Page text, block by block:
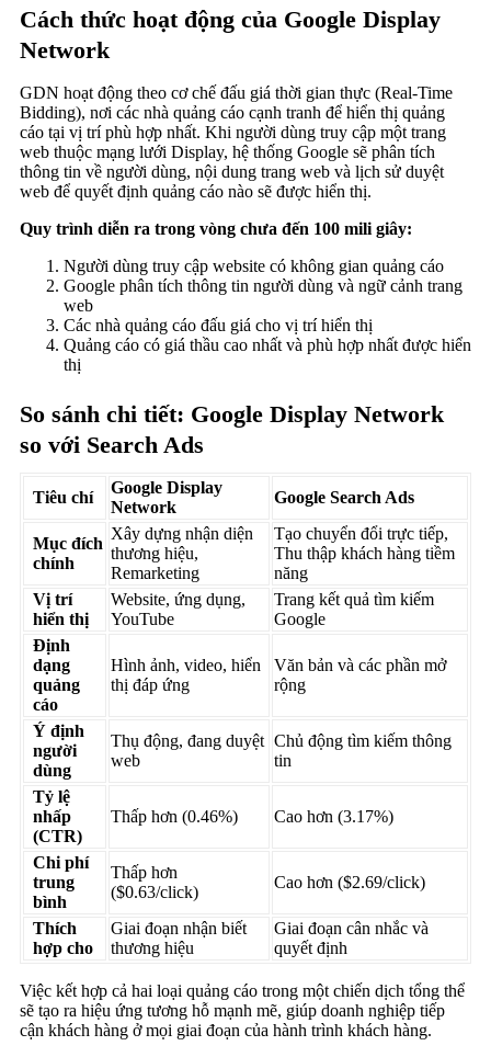
Cách thức hoạt động của Google Display
Network
GDN hoạt động theo cơ chế đấu giá thời gian thực (Real-Time
Bidding), nơi các nhà quảng cáo cạnh tranh để hiển thị quảng
cáo tại vị trí phù hợp nhất. Khi người dùng truy cập một trang
web thuộc mạng lưới Display, hệ thống Google sẽ phân tích
thông tin về người dùng, nội dung trang web và lịch sử duyệt
web để quyết định quảng cáo nào sẽ được hiển thị.
Quy trình diễn ra trong vòng chưa đến 100 mili giây:
Người dùng truy cập website có không gian quảng cáo
Google phân tích thông tin người dùng và ngữ cảnh trang
web
Các nhà quảng cáo đấu giá cho vị trí hiển thị
Quảng cáo có giá thầu cao nhất và phù hợp nhất được hiển
thị
So sánh chi tiết: Google Display Network
so với Search Ads
Tiêu chí
Google Display
Network
Google Search Ads
Mục đích
chính
Xây dựng nhận diện
thương hiệu,
Remarketing
Tạo chuyển đổi trực tiếp,
Thu thập khách hàng tiềm
năng
Vị trí
hiển thị
Website, ứng dụng,
YouTube
Trang kết quả tìm kiếm
Google
Định
dạng
quảng
cáo
Hình ảnh, video, hiển
thị đáp ứng
Văn bản và các phần mở
rộng
Ý định
người
dùng
Thụ động, đang duyệt
web
Chủ động tìm kiếm thông
tin
Tỷ lệ
nhấp
(CTR)
Thấp hơn (0.46%) Cao hơn (3.17%)
Chi phí
trung
bình
Thấp hơn
($0.63/click)
Cao hơn ($2.69/click)
Thích
hợp cho
Giai đoạn nhận biết
thương hiệu
Giai đoạn cân nhắc và
quyết định
Việc kết hợp cả hai loại quảng cáo trong một chiến dịch tổng thể
sẽ tạo ra hiệu ứng tương hỗ mạnh mẽ, giúp doanh nghiệp tiếp
cận khách hàng ở mọi giai đoạn của hành trình khách hàng.